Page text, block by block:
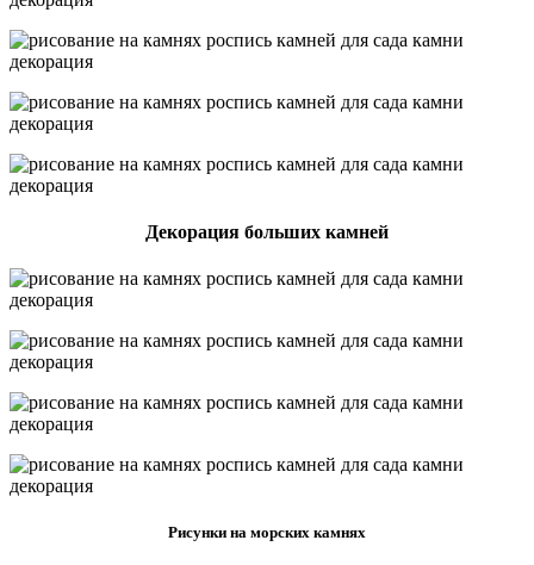
Декорация больших камней
Рисунки на морских камнях